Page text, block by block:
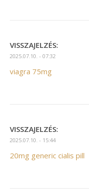
VISSZAJELZÉS:
2025.07.10. - 07:32
viagra 75mg
VISSZAJELZÉS:
2025.07.10. - 15:44
20mg generic cialis pill